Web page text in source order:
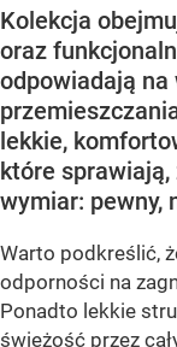
Kolekcja
oraz
odpowiadają
lekkie,
które
wymiar: pewny,
Warto podkreślić,
odporności na
Ponadto lekkie
świeżość przez